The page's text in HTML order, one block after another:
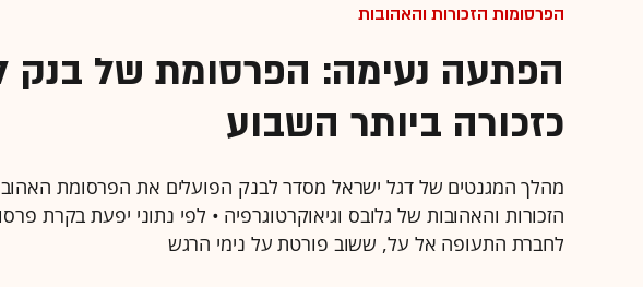
הפרסומות הזכורות והאהובות
הפתעה נעימה: הפרסומת של בנק
כזכורה ביותר השבוע
מהלך המגנטים של דגל ישראל מסדר לבנק הפועלים את הפרסומת
הזכורות והאהובות של גלובס וגיאוקרטוגרפיה • לפי נתוני יפעת בקרת
לחברת התעופה אל על, ששוב פורטת על נימי הרגש